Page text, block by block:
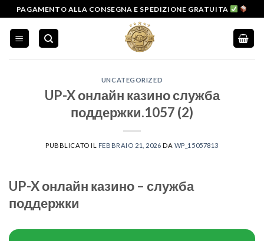
Salta
ai
contenuti
PAGAMENTO ALLA CONSEGNA E SPEDIZIONE GRATUITA
UNCATEGORIZED
UP-X онлайн казино служба
поддержки.1057 (2)
PUBBLICATO IL FEBBRAIO 21, 2026 DA WP_15057813
UP-X онлайн казино – служба
поддержки